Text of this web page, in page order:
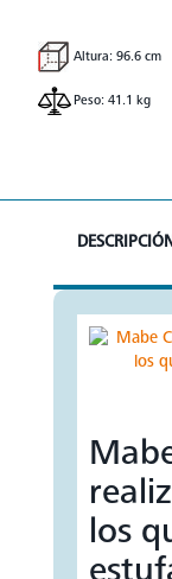
Altura: 96.6 cm
Peso: 41.1 kg
los